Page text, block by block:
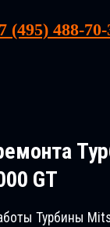
(495) 488-70-
GT
Турбины